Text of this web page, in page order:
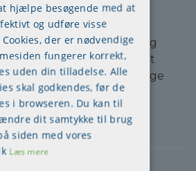
inden for
NFA har til opgave at
viden om arbejdsmiljø og
et sundere og mere sikkert
forskning dækker forskellige
og bidrager til
løsninger og
om NFA her.
hjælpe besøgende med at
og udføre visse
der er nødvendige
fungerer korrekt,
uden din tilladelse. Alle
skal godkendes, før de
i browseren. Du kan til
dit samtykke til brug
siden med vores
Læs mere